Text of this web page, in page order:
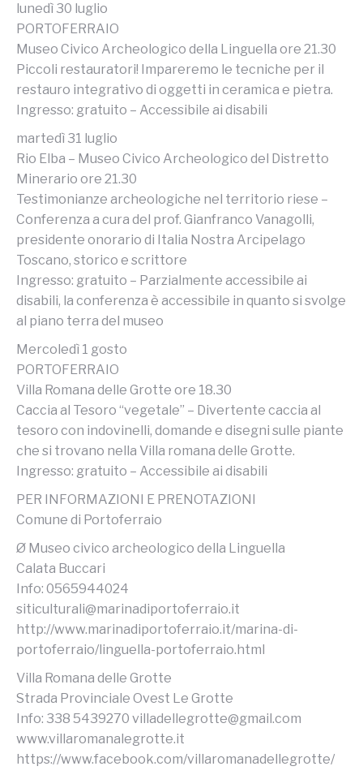
lunedì 30 luglio
PORTOFERRAIO
Museo Civico Archeologico della Linguella ore 21.30
Piccoli restauratori! Impareremo le tecniche per il
restauro integrativo di oggetti in ceramica e pietra.
Ingresso: gratuito – Accessibile ai disabili
martedì 31 luglio
Rio Elba – Museo Civico Archeologico del Distretto
Minerario ore 21.30
Testimonianze archeologiche nel territorio riese –
Conferenza a cura del prof. Gianfranco Vanagolli,
presidente onorario di Italia Nostra Arcipelago
Toscano, storico e scrittore
Ingresso: gratuito – Parzialmente accessibile ai
disabili, la conferenza è accessibile in quanto si svolge
al piano terra del museo
Mercoledì 1 gosto
PORTOFERRAIO
Villa Romana delle Grotte ore 18.30
Caccia al Tesoro “vegetale” – Divertente caccia al
tesoro con indovinelli, domande e disegni sulle piante
che si trovano nella Villa romana delle Grotte.
Ingresso: gratuito – Accessibile ai disabili
PER INFORMAZIONI E PRENOTAZIONI
Comune di Portoferraio
Ø Museo civico archeologico della Linguella
Calata Buccari
Info: 0565944024
siticulturali@marinadiportoferraio.it
http://www.marinadiportoferraio.it/marina-di-
portoferraio/linguella-portoferraio.html
Villa Romana delle Grotte
Strada Provinciale Ovest Le Grotte
Info: 338 5439270 villadellegrotte@gmail.com
www.villaromanalegrotte.it
https://www.facebook.com/villaromanadellegrotte/